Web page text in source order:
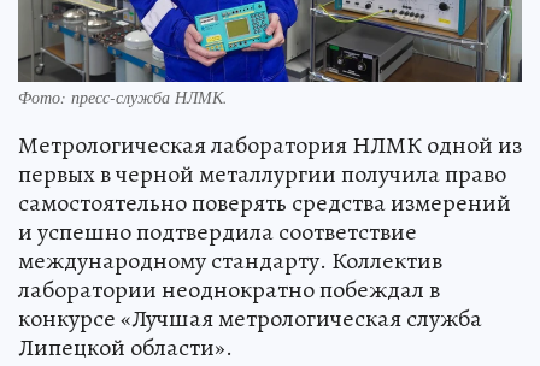
Фото: пресс-служба НЛМК.
Метрологическая лаборатория НЛМК одной из
первых в черной металлургии получила право
самостоятельно поверять средства измерений
и успешно подтвердила соответствие
международному стандарту. Коллектив
лаборатории неоднократно побеждал в
конкурсе «Лучшая метрологическая служба
Липецкой области».